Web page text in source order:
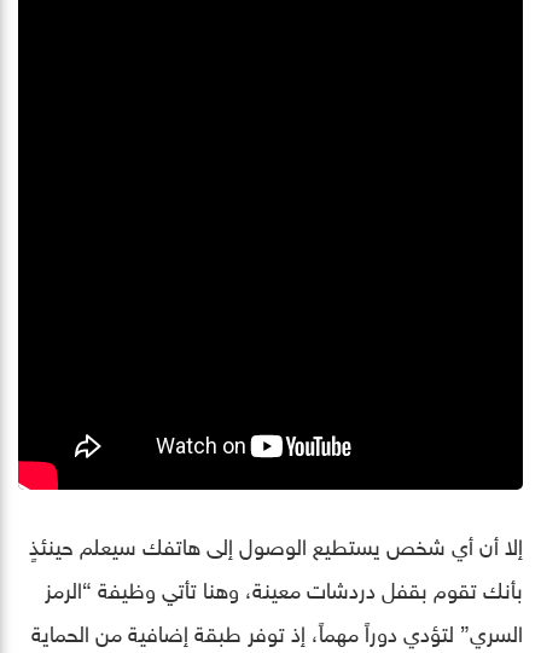
إلا أن أي شخص يستطيع الوصول إلى هاتفك سيعلم حينئذٍ
بأنك تقوم بقفل دردشات معينة، وهنا تأتي وظيفة “الرمز
السري” لتؤدي دوراً مهماً، إذ توفر طبقة إضافية من الحماية